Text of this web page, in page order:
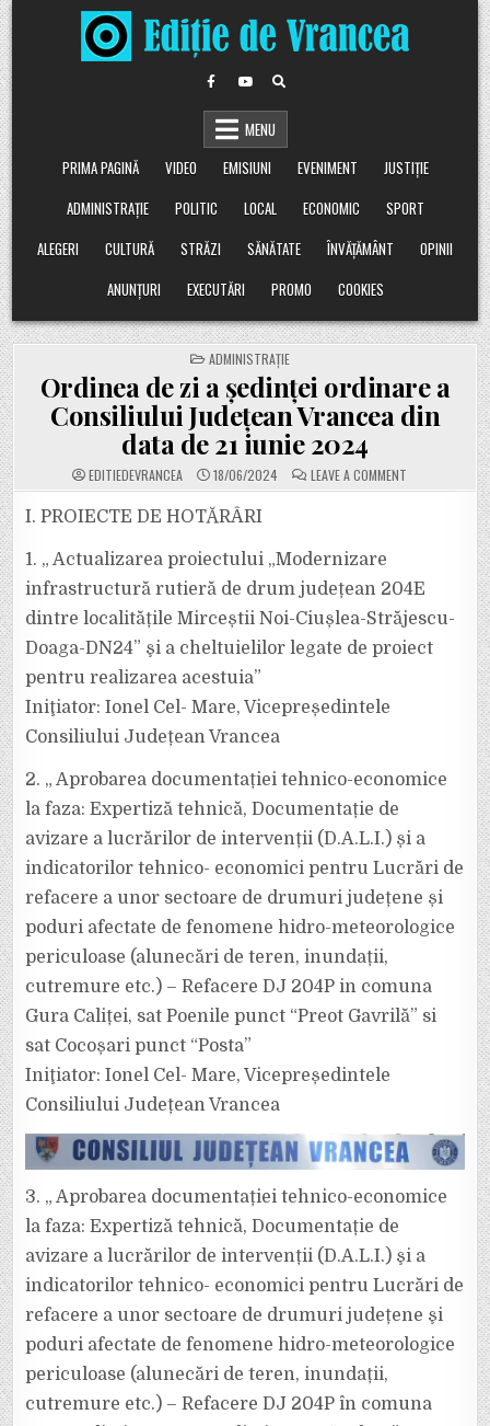
Skip
to
content
MENU
PRIMA PAGINĂ
VIDEO EMISIUNI EVENIMENT
JUSTIȚIE
ADMINISTRAȚIE
POLITIC LOCAL ECONOMIC
SPORT
ALEGERI
CULTURĂ STRĂZI SĂNĂTATE ÎNVĂȚĂMÂNT
OPINII
ANUNȚURI
EXECUTĂRI PROMO COOKIES
POSTED
IN
ADMINISTRAȚIE
Ordinea de zi a şedinţei ordinare a
Consiliului Judeţean Vrancea din
data de 21 iunie 2024
EDITIEDEVRANCEA 18/06/2024 LEAVE A COMMENT
ORDINEA
CONSILIULUI
JUDEŢEAN
DIN
DATA
DE
21
I. PROIECTE DE HOTĂRÂRI
1. „ Actualizarea proiectului „Modernizare
infrastructură rutieră de drum județean 204E
dintre localitățile Mirceștii Noi-Ciușlea-Străjescu-
Doaga-DN24” şi a cheltuielilor legate de proiect
pentru realizarea acestuia”
Iniţiator: Ionel Cel- Mare, Vicepreședintele
Consiliului Județean Vrancea
2. „ Aprobarea documentației tehnico-economice
la faza: Expertiză tehnică, Documentație de
avizare a lucrărilor de intervenții (D.A.L.I.) și a
indicatorilor tehnico- economici pentru Lucrări de
refacere a unor sectoare de drumuri județene și
poduri afectate de fenomene hidro-meteorologice
periculoase (alunecări de teren, inundații,
cutremure etc.) – Refacere DJ 204P in comuna
Gura Caliței, sat Poenile punct “Preot Gavrilă” si
sat Cocoșari punct “Posta”
Iniţiator: Ionel Cel- Mare, Vicepreședintele
Consiliului Județean Vrancea
3. „ Aprobarea documentației tehnico-economice
la faza: Expertiză tehnică, Documentație de
avizare a lucrărilor de intervenții (D.A.L.I.) şi a
indicatorilor tehnico- economici pentru Lucrări de
refacere a unor sectoare de drumuri județene şi
poduri afectate de fenomene hidro-meteorologice
periculoase (alunecări de teren, inundații,
cutremure etc.) – Refacere DJ 204P în comuna